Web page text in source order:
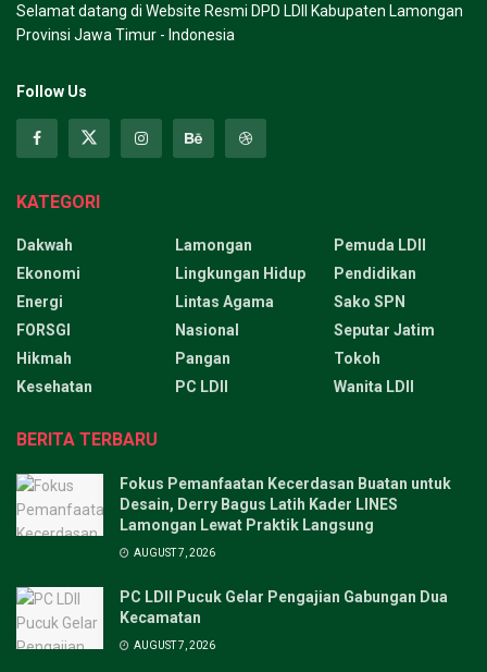
Selamat datang di Website Resmi DPD LDII Kabupaten Lamongan
Provinsi Jawa Timur - Indonesia
Follow Us
KATEGORI
Dakwah
Ekonomi
Energi
FORSGI
Hikmah
Kesehatan
Lamongan
Lingkungan Hidup
Lintas Agama
Nasional
Pangan
PC LDII
Pemuda LDII
Pendidikan
Sako SPN
Seputar Jatim
Tokoh
Wanita LDII
BERITA TERBARU
Fokus Pemanfaatan Kecerdasan Buatan untuk
Desain, Derry Bagus Latih Kader LINES
Lamongan Lewat Praktik Langsung
AUGUST 7, 2026
PC LDII Pucuk Gelar Pengajian Gabungan Dua
Kecamatan
AUGUST 7, 2026